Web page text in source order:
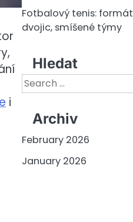
i
Fotbalový tenis:
dvojic, smíšené týmy
Hledat
Search
for:
Archiv
February 2026
January 2026